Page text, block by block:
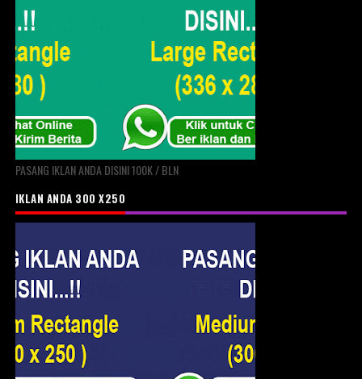
PASANG IKLAN ANDA DISINI 100K / BLN
IKLAN ANDA 300 X250